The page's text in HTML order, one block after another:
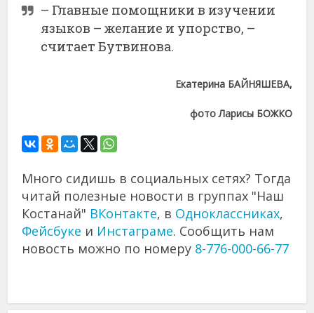
– Главные помощники в изучении
языков – желание и упорство, –
считает Бутвинова.
Екатерина БАЙНЯШЕВА,
фото Ларисы БОЖКО
Много сидишь в социальных сетях? Тогда
читай полезные новости в группах "Наш
Костанай" ВКонтакте, в Одноклассниках,
Фейсбуке и Инстаграме. Сообщить нам
новость можно по номеру 8-776-000-66-77